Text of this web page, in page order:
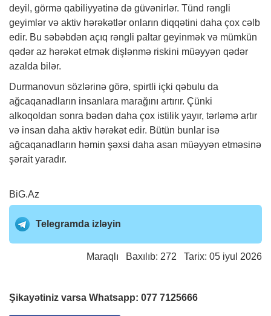
deyil, görmə qabiliyyətinə də güvənirlər. Tünd rəngli
geyimlər və aktiv hərəkətlər onların diqqətini daha çox cəlb
edir. Bu səbəbdən açıq rəngli paltar geyinmək və mümkün
qədər az hərəkət etmək dişlənmə riskini müəyyən qədər
azalda bilər.
Durmanovun sözlərinə görə, spirtli içki qəbulu da
ağcaqanadların insanlara marağını artırır. Çünki
alkoqoldan sonra bədən daha çox istilik yayır, tərləmə artır
və insan daha aktiv hərəkət edir. Bütün bunlar isə
ağcaqanadların həmin şəxsi daha asan müəyyən etməsinə
şərait yaradır.
BiG.Az
Telegramda izləyin
Maraqlı Baxılıb: 272 Tarix: 05 iyul 2026
Şikayətiniz varsa Whatsapp: 077 7125666